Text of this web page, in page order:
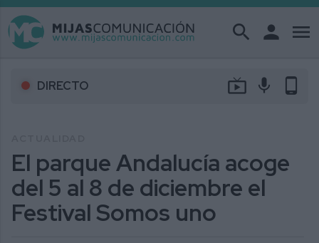
search person menu
DIRECTO live_tv mic phone_android
El parque Andalucía acoge
del 5 al 8 de diciembre el
Festival Somos uno